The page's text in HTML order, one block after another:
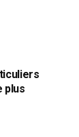
plus